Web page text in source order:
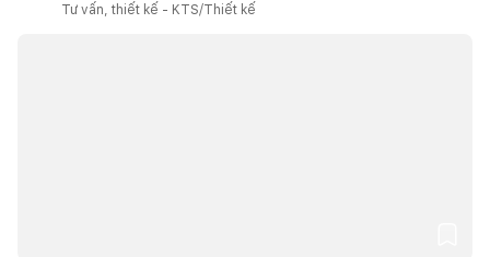
Tư vấn, thiết kế - KTS/Thiết kế